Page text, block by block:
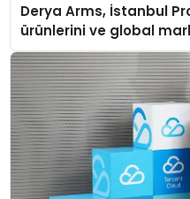
Derya Arms, İstanbul
ürünlerini ve global